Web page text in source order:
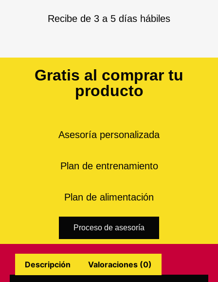
Recibe de 3 a 5 días hábiles
Gratis al comprar tu
producto
Asesoría personalizada
Plan de entrenamiento
Plan de alimentación
Proceso de asesoría
Descripción Valoraciones (0)